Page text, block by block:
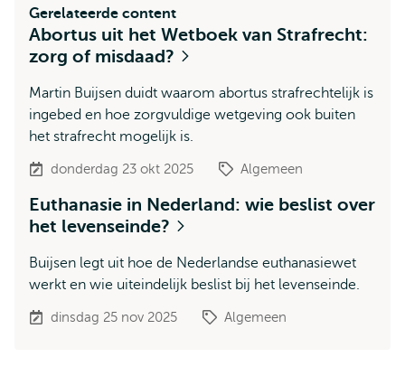
Gerelateerde content
Abortus uit het Wetboek van Strafrecht:
zorg of misdaad?
Martin Buijsen duidt waarom abortus strafrechtelijk is
ingebed en hoe zorgvuldige wetgeving ook buiten
het strafrecht mogelijk is.
donderdag 23 okt 2025 Algemeen
Euthanasie in Nederland: wie beslist over
het levenseinde?
Buijsen legt uit hoe de Nederlandse euthanasiewet
werkt en wie uiteindelijk beslist bij het levenseinde.
dinsdag 25 nov 2025 Algemeen